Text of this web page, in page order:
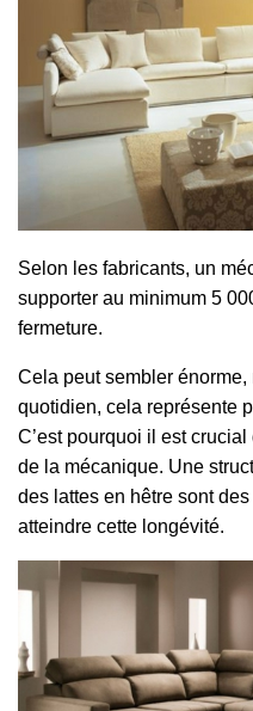
Selon les fabricants, un
supporter au minimum 5
fermeture.
Cela peut sembler
quotidien, cela représente
C’est pourquoi il est
de la mécanique. Une
des lattes en hêtre sont
atteindre cette longévité.